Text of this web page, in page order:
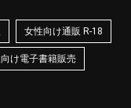
女性向け通販 R-18
け電子書籍販売